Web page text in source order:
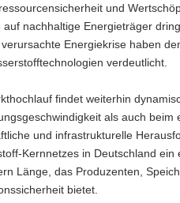
und
auf nachhaltige Energieträger
Energiekrise haben
verdeutlicht.
findet weiterhin
als auch
und infrastrukturelle
Kernnetzes in Deutschland
Länge, das Produzenten,
bietet.